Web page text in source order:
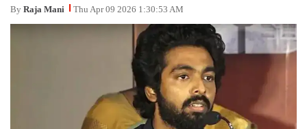
EVENTS
By Raja Mani Thu Apr 09 2026 1:30:53 AM